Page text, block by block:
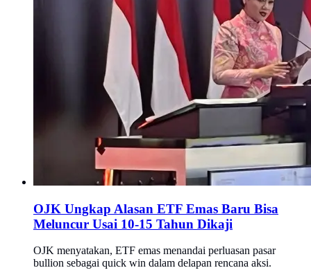
OJK Ungkap Alasan ETF Emas Baru Bisa
Meluncur Usai 10-15 Tahun Dikaji
OJK menyatakan, ETF emas menandai perluasan pasar
bullion sebagai quick win dalam delapan rencana aksi.